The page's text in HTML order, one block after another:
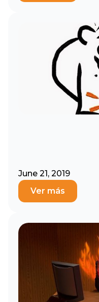
June 21, 2019
Ver más